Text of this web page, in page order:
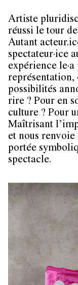
Artiste
réussi le tour
Autant
spectateur·ice
expérience
représentation,
possibilités
rire ? Pour en
culture ? Pour
Maîtrisant
et nous
portée
spectacle.